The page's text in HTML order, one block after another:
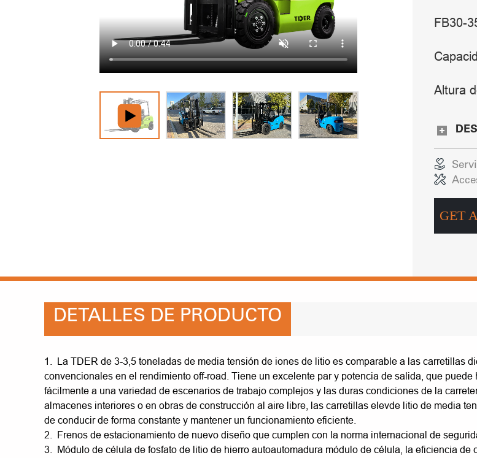
FB30-
Altura
GET
DETALLES DE PRODUCTO
1. La TDER de 3-3,5 toneladas de media tensión de iones de litio es comparable a las carretillas
convencionales en el rendimiento off-road. Tiene un excelente par y potencia de salida, que puede
fácilmente a una variedad de escenarios de trabajo complejos y las duras condiciones de la
almacenes interiores o en obras de construcción al aire libre, las carretillas elevde litio de media
de conducir de forma constante y mantener un funcionamiento eficiente.
2. Frenos de estacionamiento de nuevo diseño que cumplen con la norma internacional de
3. Módulo de célula de fosfato de litio de hierro autoautomadura módulo de célula, la eficiencia de